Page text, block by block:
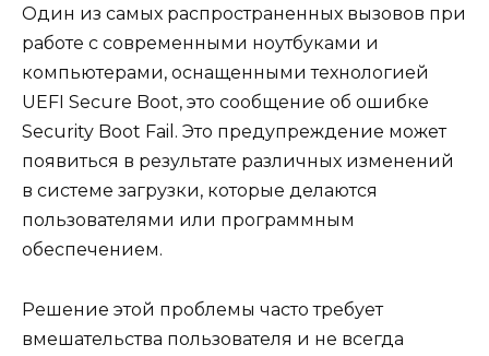
Один из самых распространенных вызовов при
работе с современными ноутбуками и
компьютерами, оснащенными технологией
UEFI Secure Boot, это сообщение об ошибке
Security Boot Fail. Это предупреждение может
появиться в результате различных изменений
в системе загрузки, которые делаются
пользователями или программным
обеспечением.
Решение этой проблемы часто требует
вмешательства пользователя и не всегда